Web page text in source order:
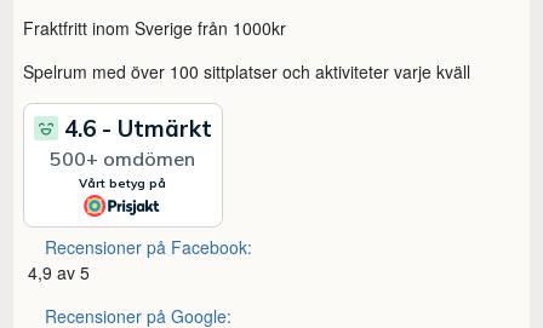
Fraktfritt inom Sverige från 1000kr
Spelrum med över 100 sittplatser och aktiviteter varje kväll
Recensioner på Facebook:
4,9 av 5
Recensioner på Google: